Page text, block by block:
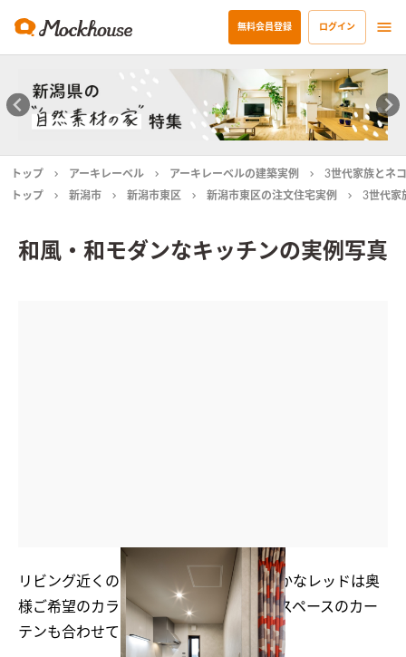
無料会員登録 ログイン
トップ アーキレーベル アーキレーベルの建築実例
3世代家族とネ
トップ
新潟市 新潟市東区 新潟市東区の注文住宅実例 3世代家
和風・和モダンなキッチンの実例写真
リビング近くのセカンドキッチン。鮮やかなレッドは奥
様ご希望のカラー。隣接するランドリースペースのカー
テンも合わせてコーディネート。